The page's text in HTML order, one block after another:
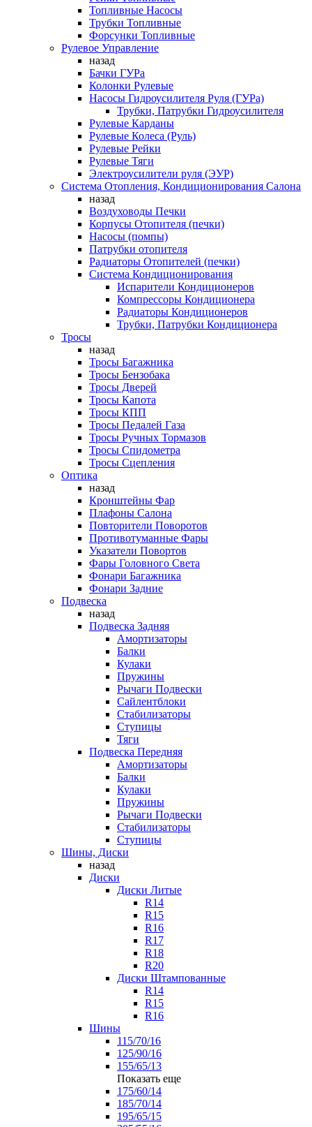
Топливные Насосы
Трубки Топливные
Форсунки Топливные
Рулевое Управление
назад
Бачки ГУРа
Колонки Рулевые
Насосы Гидроусилителя Руля (ГУРа)
Трубки, Патрубки Гидроусилителя
Рулевые Карданы
Рулевые Колеса (Руль)
Рулевые Рейки
Рулевые Тяги
Электроусилители руля (ЭУР)
Система Отопления, Кондиционирования Салона
назад
Воздуховоды Печки
Корпусы Отопителя (печки)
Насосы (помпы)
Патрубки отопителя
Радиаторы Отопителей (печки)
Система Кондиционирования
Испарители Кондиционеров
Компрессоры Кондиционера
Радиаторы Кондиционеров
Трубки, Патрубки Кондиционера
Тросы
назад
Тросы Багажника
Тросы Бензобака
Тросы Дверей
Тросы Капота
Тросы КПП
Тросы Педалей Газа
Тросы Ручных Тормазов
Тросы Спидометра
Тросы Сцепления
Оптика
назад
Кронштейны Фар
Плафоны Салона
Повторители Поворотов
Противотуманные Фары
Указатели Повортов
Фары Головного Света
Фонари Багажника
Фонари Задние
Подвеска
назад
Подвеска Задняя
Амортизаторы
Балки
Кулаки
Пружины
Рычаги Подвески
Сайлентблоки
Стабилизаторы
Ступицы
Тяги
Подвеска Передняя
Амортизаторы
Балки
Кулаки
Пружины
Рычаги Подвески
Стабилизаторы
Ступицы
Шины, Диски
назад
Диски
Диски Литые
R14
R15
R16
R17
R18
R20
Диски Штампованные
R14
R15
R16
Шины
115/70/16
125/90/16
155/65/13
Показать еще
175/60/14
185/70/14
195/65/15